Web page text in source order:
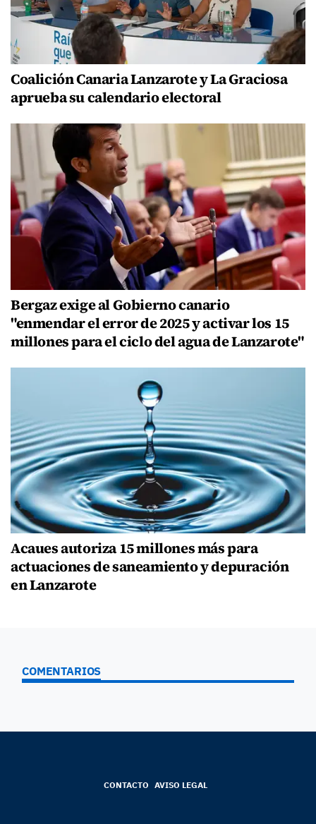
Coalición Canaria Lanzarote y La Graciosa
aprueba su calendario electoral
Bergaz exige al Gobierno canario
"enmendar el error de 2025 y activar los 15
millones para el ciclo del agua de Lanzarote"
Acaues autoriza 15 millones más para
actuaciones de saneamiento y depuración
en Lanzarote
COMENTARIOS
CONTACTO AVISO LEGAL